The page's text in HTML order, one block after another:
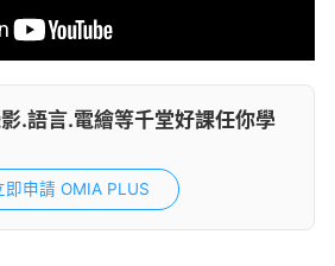
.語言.電繪等千堂好課任你學
即申請 OMIA PLUS